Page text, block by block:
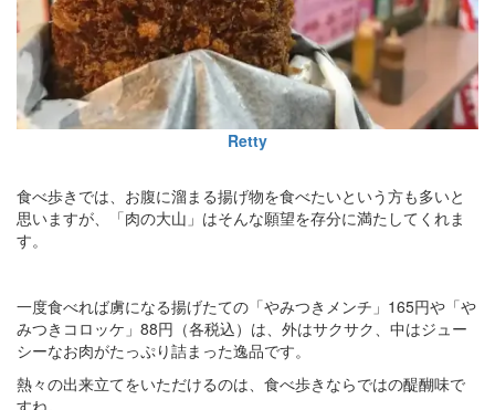
Retty
食べ歩きでは、お腹に溜まる揚げ物を食べたいという方も多いと
思いますが、「肉の大山」はそんな願望を存分に満たしてくれま
す。
一度食べれば虜になる揚げたての「やみつきメンチ」165円や「や
みつきコロッケ」88円（各税込）は、外はサクサク、中はジュー
シーなお肉がたっぷり詰まった逸品です。
熱々の出来立てをいただけるのは、食べ歩きならではの醍醐味で
すね。